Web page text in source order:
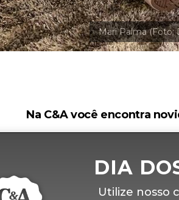
Na C&A você encontra
DIA
Utilize nosso